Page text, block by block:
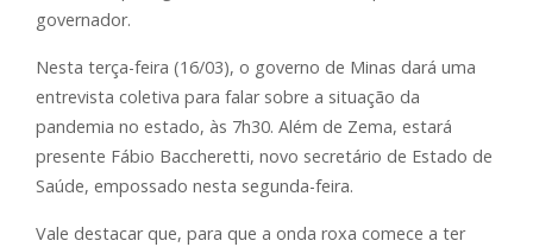
governador.
Nesta terça-feira (16/03), o governo de Minas dará uma
entrevista coletiva para falar sobre a situação da
pandemia no estado, às 7h30. Além de Zema, estará
presente Fábio Baccheretti, novo secretário de Estado de
Saúde, empossado nesta segunda-feira.
Vale destacar que, para que a onda roxa comece a ter